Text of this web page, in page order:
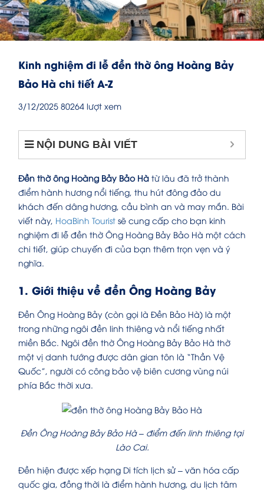
Kinh nghiệm đi lễ đền thờ ông Hoàng Bảy
Bảo Hà chi tiết A-Z
3/12/2025 80264 lượt xem
NỘI DUNG BÀI VIẾT
Đền thờ ông Hoàng Bảy Bảo Hà từ lâu đã trở thành
điểm hành hương nổi tiếng, thu hút đông đảo du
khách đến dâng hương, cầu bình an và may mắn. Bài
viết này, HoaBinh Tourist sẽ cung cấp cho bạn kinh
nghiệm đi lễ đền thờ Ông Hoàng Bảy Bảo Hà một cách
chi tiết, giúp chuyến đi của bạn thêm trọn vẹn và ý
nghĩa.
1. Giới thiệu về đền Ông Hoàng Bảy
Đền Ông Hoàng Bảy (còn gọi là Đền Bảo Hà) là một
trong những ngôi đền linh thiêng và nổi tiếng nhất
miền Bắc. Ngôi đền thờ Ông Hoàng Bảy Bảo Hà thờ
một vị danh tướng được dân gian tôn là “Thần Vệ
Quốc”, người có công bảo vệ biên cương vùng núi
phía Bắc thời xưa.
Đền Ông Hoàng Bảy Bảo Hà – điểm đến linh thiêng tại
Lào Cai.
Đền hiện được xếp hạng Di tích lịch sử – văn hóa cấp
quốc gia, đồng thời là điểm hành hương, du lịch tâm